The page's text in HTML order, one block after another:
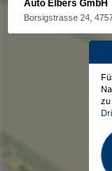
Auto Elbers GmbH
Borsigstrasse 24,
zu